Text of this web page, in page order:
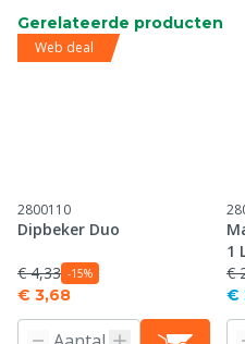
Gerelateerde producten
Web deal
2800110
Dipbeker Duo
€ 4,33 -15%
€ 3,68
1
€
€